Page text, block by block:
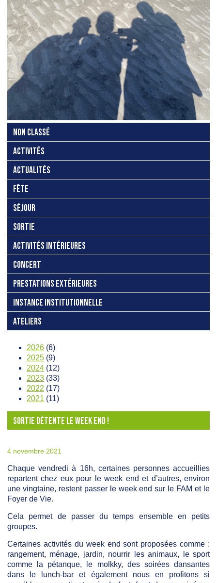
NON CLASSÉ
ACTIVITÉS
ACTUALITÉS
FÊTE
SÉJOUR
SORTIE
ACTIVITÉS INTÉRIEURES
CONCERT
PRESTATIONS EXTÉRIEURES
INSTANCE INSTITUTIONNELLE
ATELIERS
2026 (6)
2025 (9)
2024 (12)
2023 (33)
2022 (17)
2021 (11)
SORTIE DÉTENTE LE WEEK END !
4 novembre 2021
Chaque vendredi à 16h, certaines personnes accueillies
repartent chez eux pour le week end et d’autres, environ
une vingtaine, restent passer le week end sur le FAM et le
Foyer de Vie.
Cela permet de passer du temps ensemble en petits
groupes.
Certaines activités du week end sont proposées comme :
rangement, ménage, jardin, nourrir les animaux, le sport
comme la pétanque, le molkky, des soirées dansantes
dans le lunch-bar et également nous en profitons si